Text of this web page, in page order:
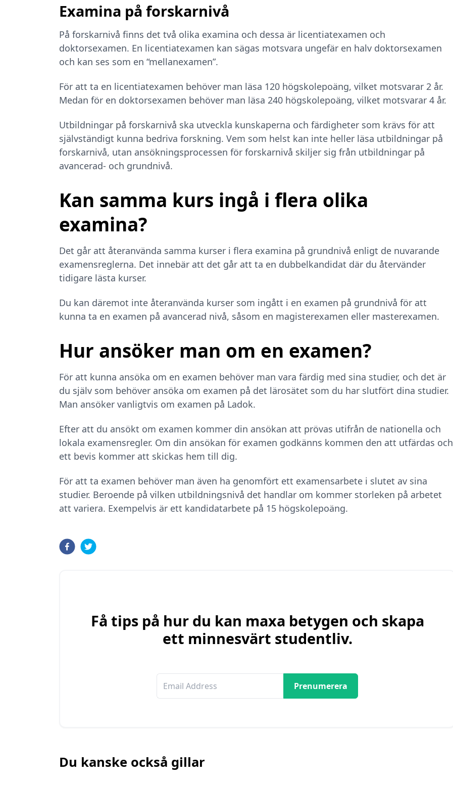
Examina på forskarnivå
På forskarnivå finns det två olika examina och dessa är licentiatexamen och
doktorsexamen. En licentiatexamen kan sägas motsvara ungefär en halv doktorsexamen
och kan ses som en “mellanexamen”.
För att ta en licentiatexamen behöver man läsa 120 högskolepoäng, vilket motsvarar 2 år.
Medan för en doktorsexamen behöver man läsa 240 högskolepoäng, vilket motsvarar 4 år.
Utbildningar på forskarnivå ska utveckla kunskaperna och färdigheter som krävs för att
självständigt kunna bedriva forskning. Vem som helst kan inte heller läsa utbildningar på
forskarnivå, utan ansökningsprocessen för forskarnivå skiljer sig från utbildningar på
avancerad- och grundnivå.
Kan samma kurs ingå i flera olika
examina?
Det går att återanvända samma kurser i flera examina på grundnivå enligt de nuvarande
examensreglerna. Det innebär att det går att ta en dubbelkandidat där du återvänder
tidigare lästa kurser.
Du kan däremot inte återanvända kurser som ingått i en examen på grundnivå för att
kunna ta en examen på avancerad nivå, såsom en magisterexamen eller masterexamen.
Hur ansöker man om en examen?
För att kunna ansöka om en examen behöver man vara färdig med sina studier, och det är
du själv som behöver ansöka om examen på det lärosätet som du har slutfört dina studier.
Man ansöker vanligtvis om examen på Ladok.
Efter att du ansökt om examen kommer din ansökan att prövas utifrån de nationella och
lokala examensregler. Om din ansökan för examen godkänns kommen den att utfärdas och
ett bevis kommer att skickas hem till dig.
För att ta examen behöver man även ha genomfört ett examensarbete i slutet av sina
studier. Beroende på vilken utbildningsnivå det handlar om kommer storleken på arbetet
att variera. Exempelvis är ett kandidatarbete på 15 högskolepoäng.
Få tips på hur du kan maxa betygen och skapa
ett minnesvärt studentliv.
Prenumerera
Du kanske också gillar